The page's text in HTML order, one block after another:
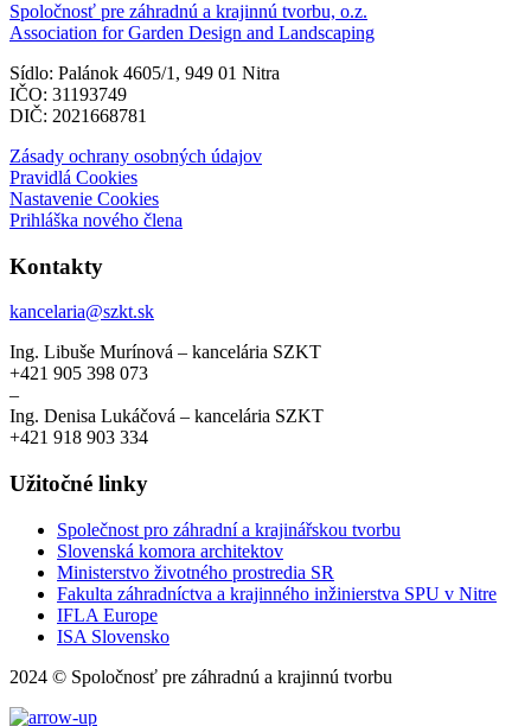
Spoločnosť pre záhradnú a krajinnú tvorbu, o.z.
Association for Garden Design and Landscaping
Sídlo: Palánok 4605/1, 949 01 Nitra
IČO: 31193749
DIČ: 2021668781
Zásady ochrany osobných údajov
Pravidlá Cookies
Nastavenie Cookies
Prihláška nového člena
Kontakty
kancelaria@szkt.sk
Ing. Libuše Murínová – kancelária SZKT
+421 905 398 073
–
Ing. Denisa Lukáčová – kancelária SZKT
+421 918 903 334
Užitočné linky
Společnost pro záhradní a krajinářskou tvorbu
Slovenská komora architektov
Ministerstvo životného prostredia SR
Fakulta záhradníctva a krajinného inžinierstva SPU v Nitre
IFLA Europe
ISA Slovensko
2024 © Spoločnosť pre záhradnú a krajinnú tvorbu